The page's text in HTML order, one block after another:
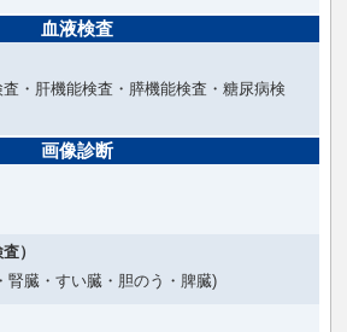
血液検査
・肝機能検査・膵機能検査・糖尿病検
画像診断
）
腎臓・すい臓・胆のう・脾臓)